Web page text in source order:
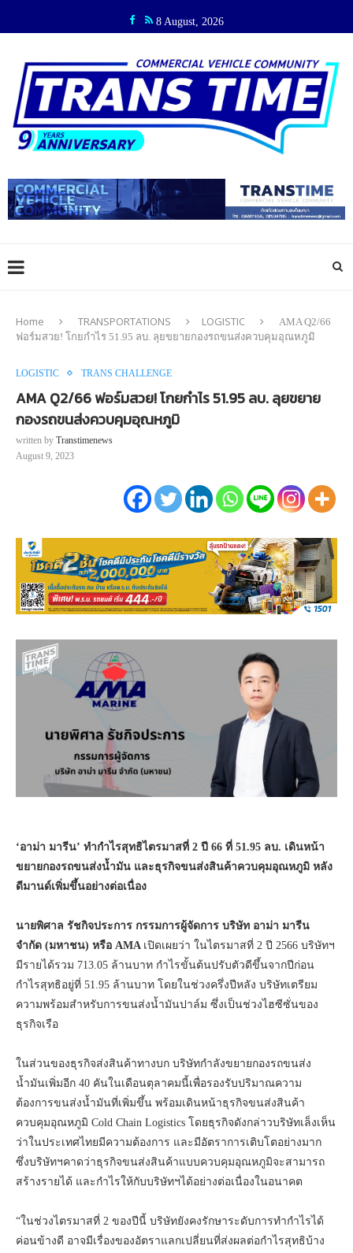
8 August, 2026
Home TRANSPORTATIONS LOGISTIC
AMA Q2/66
ฟอร์มสวย! โกยกำไร 51.95 ลบ. ลุยขยายกองรถขนส่งควบคุมอุณหภูมิ
LOGISTIC TRANS CHALLENGE
AMA Q2/66 ฟอร์มสวย! โกยกำไร 51.95 ลบ. ลุยขยาย
กองรถขนส่งควบคุมอุณหภูมิ
written by Transtimenews
August 9, 2023
‘อาม่า มารีน’ ทำกำไรสุทธิไตรมาสที่ 2 ปี 66 ที่ 51.95 ลบ. เดินหน้า
ขยายกองรถขนส่งน้ำมัน และธุรกิจขนส่งสินค้าควบคุมอุณหภูมิ หลัง
ดีมานด์เพิ่มขึ้นอย่างต่อเนื่อง
นายพิศาล รัชกิจประการ กรรมการผู้จัดการ บริษัท อาม่า มารีน
จำกัด (มหาชน) หรือ AMA เปิดเผยว่า ในไตรมาสที่ 2 ปี 2566 บริษัทฯ
มีรายได้รวม 713.05 ล้านบาท กำไรขั้นต้นปรับตัวดีขึ้นจากปีก่อน
กำไรสุทธิอยู่ที่ 51.95 ล้านบาท โดยในช่วงครึ่งปีหลัง บริษัทเตรียม
ความพร้อมสำหรับการขนส่งน้ำมันปาล์ม ซึ่งเป็นช่วงไฮซีซั่นของ
ธุรกิจเรือ
ในส่วนของธุรกิจส่งสินค้าทางบก บริษัทกำลังขยายกองรถขนส่ง
น้ำมันเพิ่มอีก 40 คันในเดือนตุลาคมนี้เพื่อรองรับปริมาณความ
ต้องการขนส่งน้ำมันที่เพิ่มขึ้น พร้อมเดินหน้าธุรกิจขนส่งสินค้า
ควบคุมอุณหภูมิ Cold Chain Logistics โดยธุรกิจดังกล่าวบริษัทเล็งเห็น
ว่าในประเทศไทยมีความต้องการ และมีอัตราการเติบโตอย่างมาก
ซึ่งบริษัทฯคาดว่าธุรกิจขนส่งสินค้าแบบควบคุมอุณหภูมิจะสามารถ
สร้างรายได้ และกำไรให้กับบริษัทฯได้อย่างต่อเนื่องในอนาคต
“ในช่วงไตรมาสที่ 2 ของปีนี้ บริษัทยังคงรักษาระดับการทำกำไรได้
ค่อนข้างดี อาจมีเรื่องของอัตราแลกเปลี่ยนที่ส่งผลต่อกำไรสุทธิบ้าง